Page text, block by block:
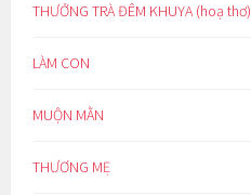
THƯỞNG TRÀ ĐÊM KHUYA (hoạ thơ)
LÀM CON
MUỘN MẰN
THƯƠNG MẸ